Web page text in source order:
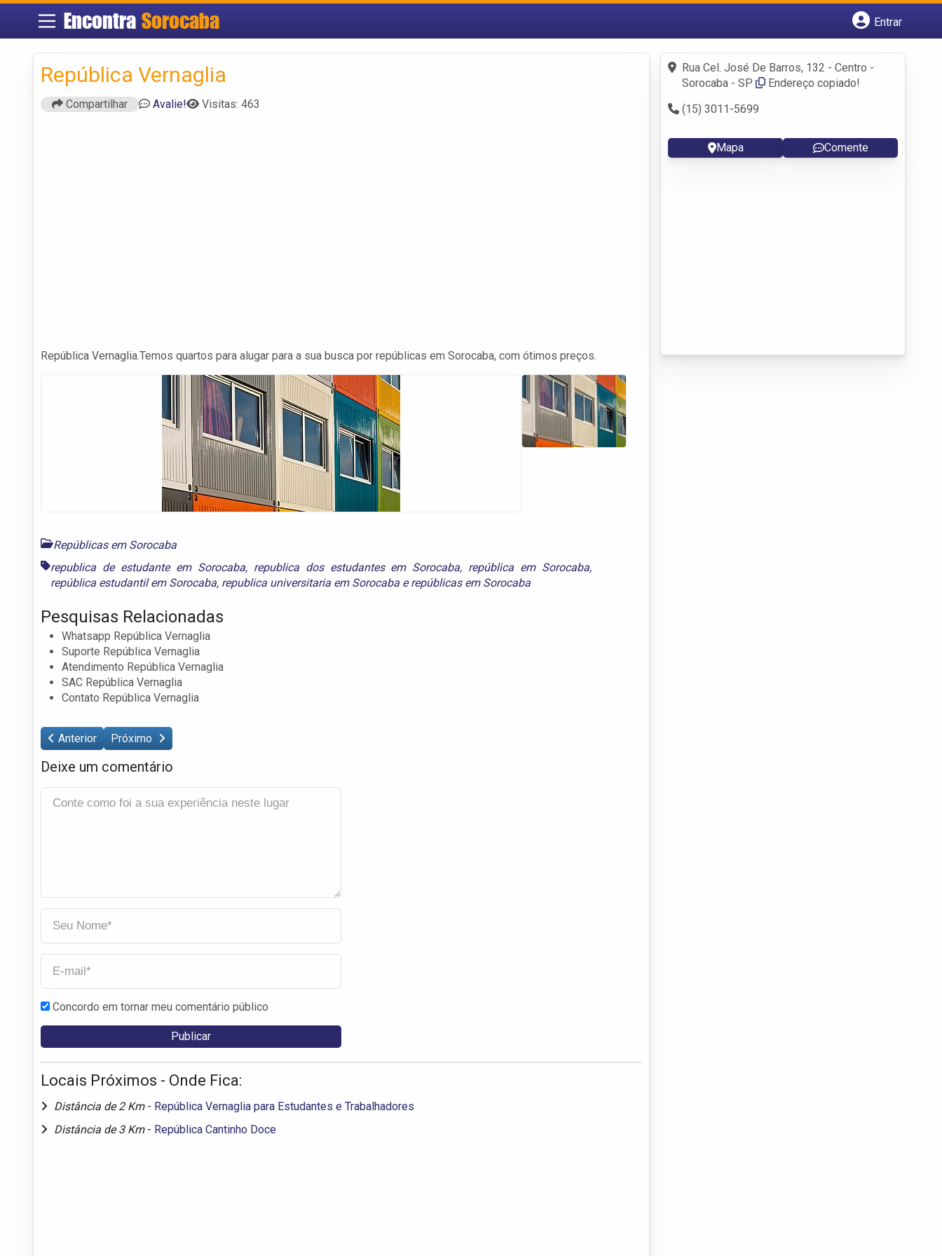
Encontra Sorocaba
Entrar
Fazer login
Criar conta
República Vernaglia
Compartilhar Avalie! Visitas: 463
República Vernaglia.Temos quartos para alugar para a sua busca por repúblicas em Sorocaba, com ótimos preços.
Repúblicas em Sorocaba
republica de estudante em Sorocaba, republica dos estudantes em Sorocaba, república em Sorocaba,
república estudantil em Sorocaba, republica universitaria em Sorocaba erepúblicas em Sorocaba
Pesquisas Relacionadas
Whatsapp República Vernaglia
Suporte República Vernaglia
Atendimento República Vernaglia
SAC República Vernaglia
Contato República Vernaglia
Anterior Próximo
Deixe um comentário
Concordo em tornar meu comentário público
Locais Próximos - Onde Fica:
Distância de 2 Km - República Vernaglia para Estudantes e Trabalhadores
Distância de 3 Km - República Cantinho Doce
Rua Cel. José De Barros, 132 - Centro -
Sorocaba - SP
Endereço copiado!
(15) 3011-5699
Mapa Comente